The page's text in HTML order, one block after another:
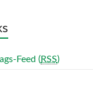
Feed (RSS)